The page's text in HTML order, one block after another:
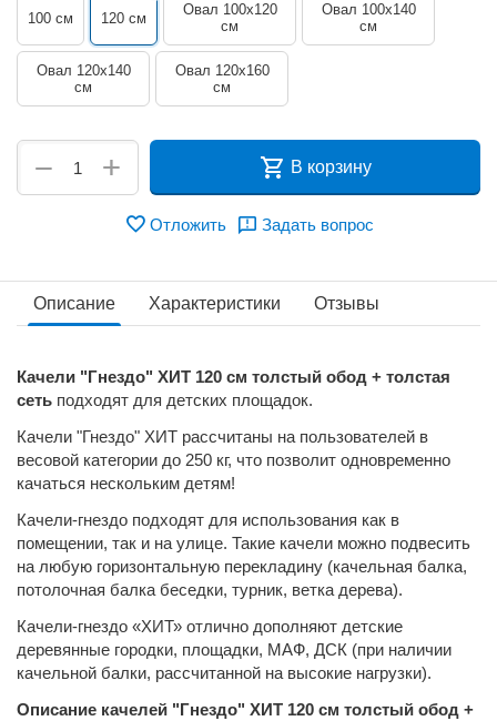
100 см 120 см
Овал 100x120
см
Овал 100x140
см
Овал 120x140
см
Овал 120x160
см
+
− В корзину
Отложить Задать вопрос
Описание Характеристики Отзывы
Качели "Гнездо" ХИТ 120 см толстый обод + толстая
сеть подходят для детских площадок.
Качели "Гнездо" ХИТ рассчитаны на пользователей в
весовой категории до 250 кг, что позволит одновременно
качаться нескольким детям!
Качели-гнездо подходят для использования как в
помещении, так и на улице. Такие качели можно подвесить
на любую горизонтальную перекладину (качельная балка,
потолочная балка беседки, турник, ветка дерева).
Качели-гнездо «ХИТ» отлично дополняют детские
деревянные городки, площадки, МАФ, ДСК (при наличии
качельной балки, рассчитанной на высокие нагрузки).
Описание качелей "Гнездо" ХИТ 120 см толстый обод +